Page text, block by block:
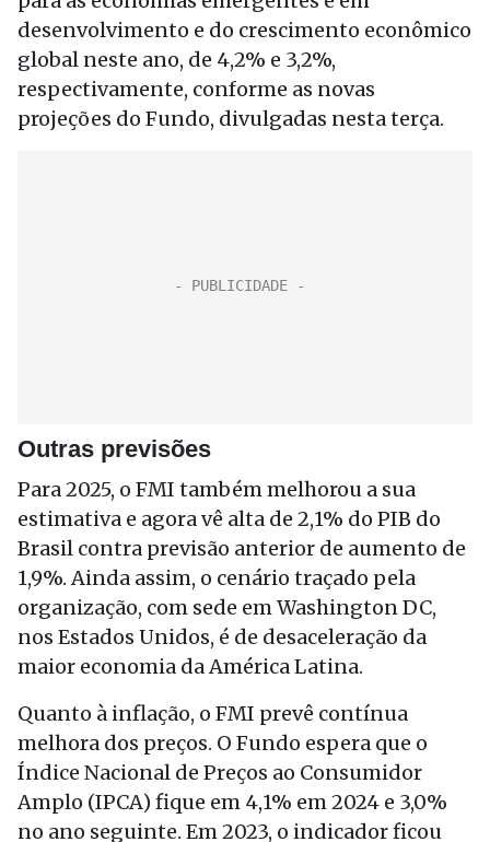
desenvolvimento e do crescimento econômico
global neste ano, de 4,2% e 3,2%,
respectivamente, conforme as novas
projeções do Fundo, divulgadas nesta terça.
Outras previsões
Para 2025, o FMI também melhorou a sua
estimativa e agora vê alta de 2,1% do PIB do
Brasil contra previsão anterior de aumento de
1,9%. Ainda assim, o cenário traçado pela
organização, com sede em Washington DC,
nos Estados Unidos, é de desaceleração da
maior economia da América Latina.
Quanto à inflação, o FMI prevê contínua
melhora dos preços. O Fundo espera que o
Índice Nacional de Preços ao Consumidor
Amplo (IPCA) fique em 4,1% em 2024 e 3,0%
no ano seguinte. Em 2023, o indicador ficou